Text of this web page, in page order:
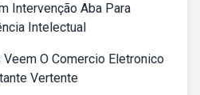
Intervenção Aba Para
Intelectual
O Comercio Eletronico
Vertente